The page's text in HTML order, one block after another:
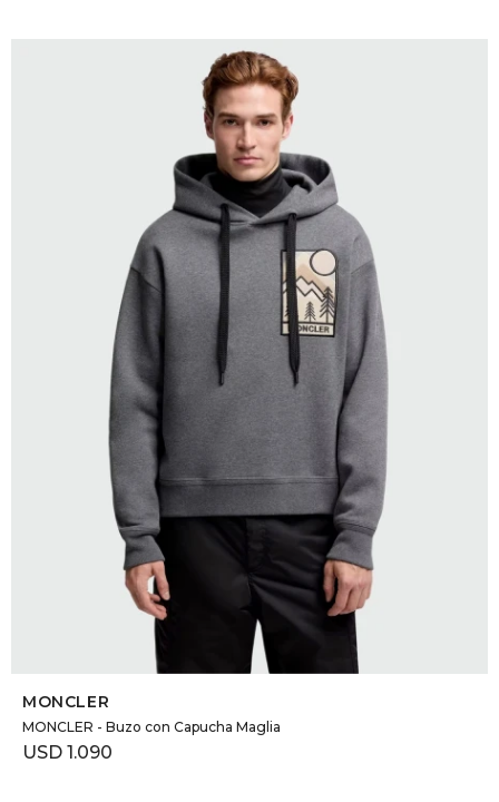
SELECCIONAR TALLE
MONCLER
MONCLER - Buzo con Capucha Maglia
USD 1.090